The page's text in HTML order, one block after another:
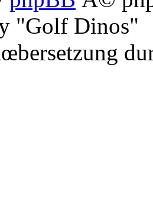
"Golf Dinos"